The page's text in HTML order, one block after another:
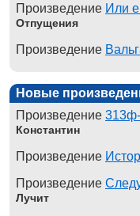
Произведение Или
Отпущения
Произведение
Новые
Произведение
Константин
Произведение
Произведение
Лучит